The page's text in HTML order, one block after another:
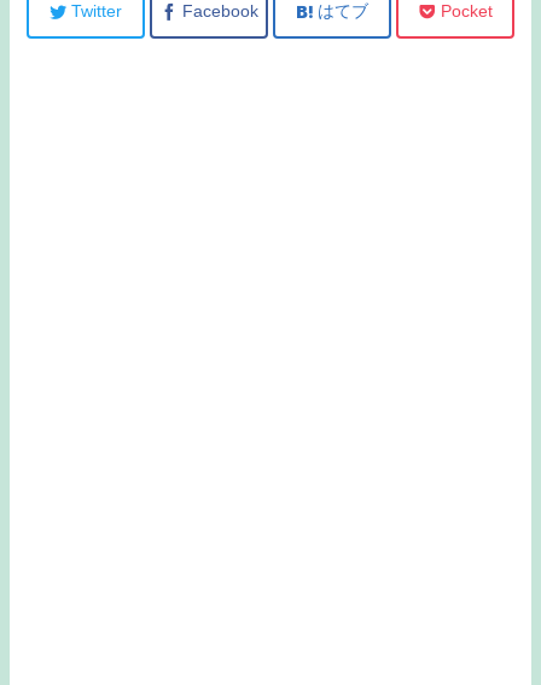
Twitter Facebook はてブ Pocket